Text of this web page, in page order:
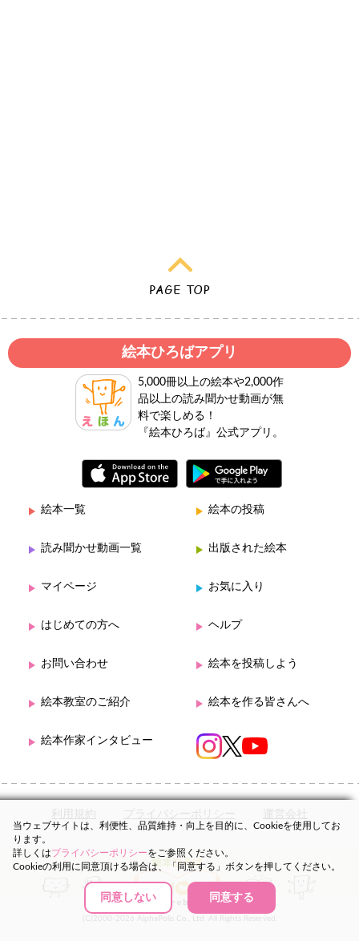
絵本ひろばアプリ
5,000冊以上の絵本や2,000作
品以上の読み聞かせ動画が無
料で楽しめる！
『絵本ひろば』公式アプリ。
絵本一覧 絵本の投稿
読み聞かせ動画一覧 出版された絵本
マイページ お気に入り
はじめての方へ ヘルプ
お問い合わせ 絵本を投稿しよう
絵本教室のご紹介 絵本を作る皆さんへ
絵本作家インタビュー
利用規約 プライバシーポリシー 運営会社
(C)2000-2026 AlphaPolis Co., Ltd. All Rights Reserved.
当ウェブサイトは、利便性、品質維持・向上を目的に、Cookieを使用してお
ります。
詳しくはプライバシーポリシーをご参照ください。
Cookieの利用に同意頂ける場合は、「同意する」ボタンを押してください。
同意しない 同意する